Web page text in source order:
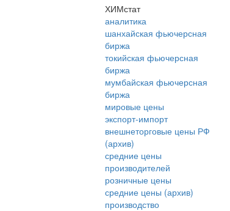
ХИМстат
аналитика
шанхайская фьючерсная
биржа
токийская фьючерсная
биржа
мумбайская фьючерсная
биржа
мировые цены
экспорт-импорт
внешнеторговые цены РФ
(архив)
средние цены
производителей
розничные цены
средние цены (архив)
производство